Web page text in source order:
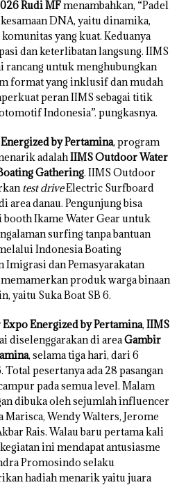
Rudi MFmenambahkan, “Padel
DNA, yaitu dinamika,
yang kuat. Keduanya
dan keterlibatan langsung. IIMS
rancang untuk menghubungkan
format yang inklusif dan mudah
peran IIMS sebagai titik
Indonesia”. pungkasnya.
by Pertamina, program
adalahIIMS Outdoor Water
Gathering. IIMS Outdoor
test driveElectric Surfboard
area danau. Pengunjung bisa
Ikame Water Gear untuk
surfing tanpa bantuan
Indonesia Boating
dan Pemasyarakatan
produk warga binaan
yaitu Suka Boat SB 6.
Energized by Pertamina, IIMS
diselenggarakan di areaGambir
, selama tiga hari, dari 6
pesertanya ada 28 pasangan
pada semua level. Malam
dibuka oleh sejumlah influencer
Marisca, Wendy Walters, Jerome
Rais. Walau baru pertama kali
ini mendapat antusiasme
Promosindo selaku
hadiah menarik yaitu juara